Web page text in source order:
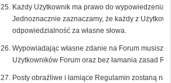
Każdy Użytkownik ma prawo do wypowiedzenia
Jednoznacznie zaznaczamy, że każdy z
odpowiedzialność za własne słowa.
Wypowiadając własne zdanie na Forum musisz
Użytkowników Forum oraz bez łamania zasad
Posty obraźliwe i łamiące Regulamin zostaną